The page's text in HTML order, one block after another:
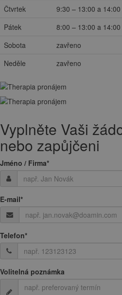
Čtvrtek
9:30 – 13:00 a
Pátek
8:00 – 13:00 a
Sobota
zavřeno
Neděle
zavřeno
Vyplněte Vaši
nebo zapůjčeni
Jméno / Firma*
E-mail*
Telefon*
Volitelná poznámka